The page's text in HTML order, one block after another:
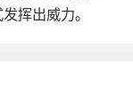
挥出威力。